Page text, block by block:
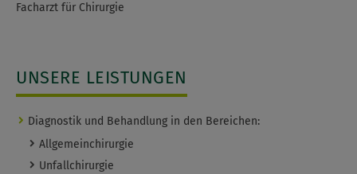
Facharzt für Chirurgie
UNSERE LEISTUNGEN
Diagnostik und Behandlung in den Bereichen:
Allgemeinchirurgie
Unfallchirurgie